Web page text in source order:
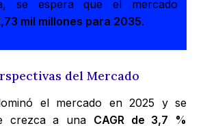
se espera que el mercado
mil millones para 2035.
del Mercado
el mercado en 2025 y se
crezca a una CAGR de 3,7 %